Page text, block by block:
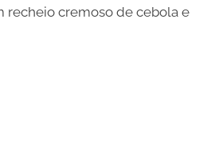
recheio cremoso de cebola e